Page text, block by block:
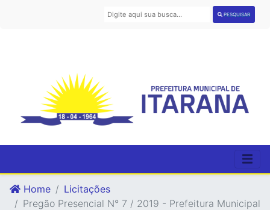
PESQUISAR
Home
Licitações
Pregão Presencial N° 7 / 2019 - Prefeitura Municipal